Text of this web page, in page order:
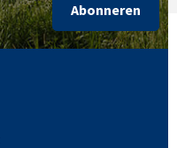
Abonneren